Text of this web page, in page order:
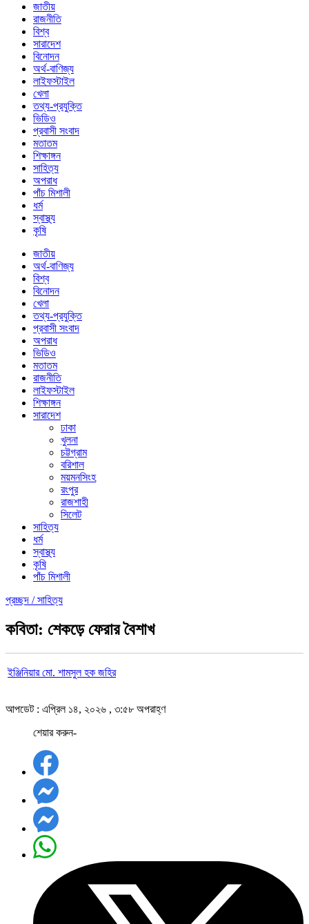
জাতীয়
রাজনীতি
বিশ্ব
সারাদেশ
বিনোদন
অর্থ-বাণিজ্য
লাইফস্টাইল
খেলা
তথ্য-প্রযুক্তি
ভিডিও
প্রবাসী সংবাদ
মতাতম
শিক্ষাঙ্গন
সাহিত্য
অপরাধ
পাঁচ মিশালী
ধর্ম
স্বাস্থ্য
কৃষি
জাতীয়
অর্থ-বাণিজ্য
বিশ্ব
বিনোদন
খেলা
তথ্য-প্রযুক্তি
প্রবাসী সংবাদ
অপরাধ
ভিডিও
মতাতম
রাজনীতি
লাইফস্টাইল
শিক্ষাঙ্গন
সারাদেশ
ঢাকা
খুলনা
চট্টগ্রাম
বরিশাল
ময়মনসিংহ
রংপুর
রাজশাহী
সিলেট
সাহিত্য
ধর্ম
স্বাস্থ্য
কৃষি
পাঁচ মিশালী
প্রচ্ছদ /সাহিত্য
কবিতা: শেকড়ে ফেরার বৈশাখ
ইঞ্জিনিয়ার মো. শামসুল হক জহির
আপডেট : এপ্রিল ১৪, ২০২৬ , ৩:৫৮ অপরাহ্ণ
শেয়ার করুন-